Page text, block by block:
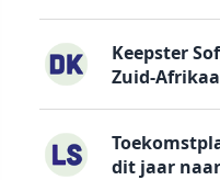
Keepster
Zuid-
dit jaar